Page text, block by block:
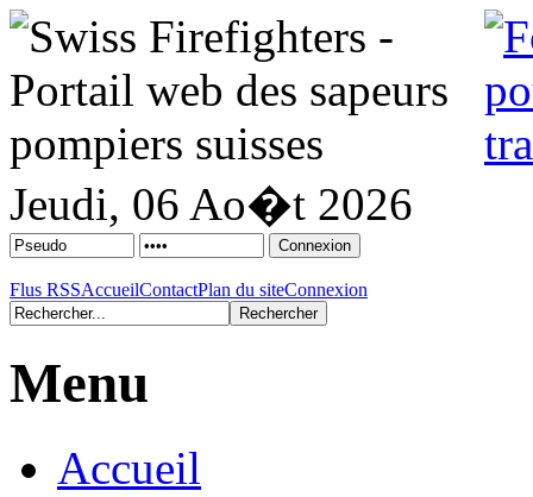
Jeudi, 06 Ao�t 2026
Flus RSSAccueilContactPlan du siteConnexion
Menu
Accueil